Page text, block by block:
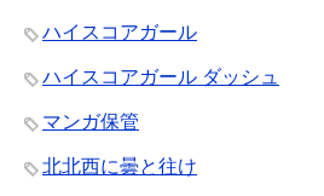
ハイスコアガール
ハイスコアガール ダッシュ
マンガ保管
北北西に曇と往け